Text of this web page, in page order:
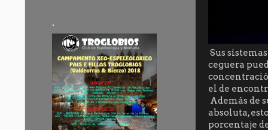
Sus
ceguera
el de
Además de
absoluta,
porcentaje
.